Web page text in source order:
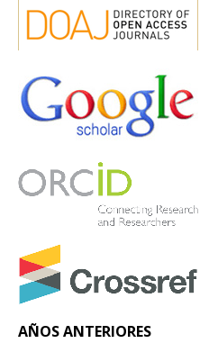
AÑOS ANTERIORES